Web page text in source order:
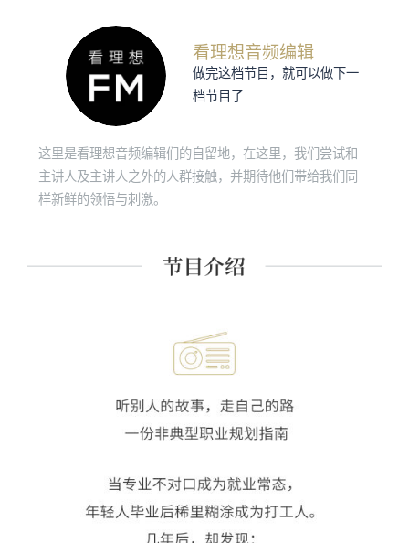
看理想音频编辑
做完这档节目，就可以做下一
档节目了
这里是看理想音频编辑们的自留地，在这里，我们尝试和
主讲人及主讲人之外的人群接触，并期待他们带给我们同
样新鲜的领悟与刺激。